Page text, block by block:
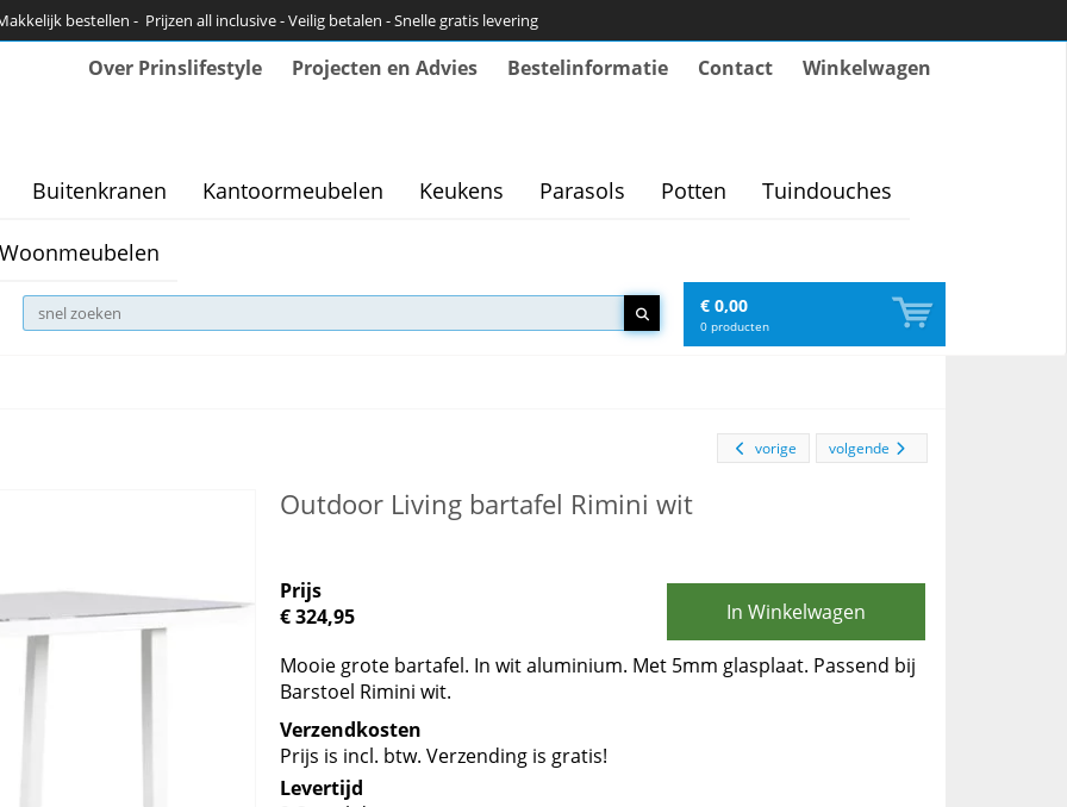
bestellen - Prijzen all inclusive - Veilig betalen - Snelle gratis levering
Over Prinslifestyle Projecten en Advies Bestelinformatie Contact Winkelwagen
Buitenkranen Kantoormeubelen Keukens Parasols Potten Tuindouches
Woonmeubelen
€ 0,00
0 producten
volgende
vorige
Outdoor Living bartafel Rimini wit
Prijs
€ 324,95
In Winkelwagen
Mooie grote bartafel. In wit aluminium. Met 5mm glasplaat. Passend bij
Barstoel Rimini wit.
Verzendkosten
Prijs is incl. btw. Verzending is gratis!
Levertijd